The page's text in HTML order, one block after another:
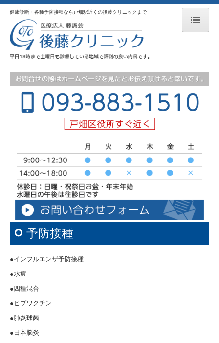
HOME
患者さまへ
一般内科
小児内科・外科
生活習慣病
睡眠時無呼吸症候群
禁煙外来
物忘れ外来
ご高齢の方・ご家族の方へ
在宅医療
健康診断
当院の特徴
健康診断・各種予防接種なら戸畑駅近くの後藤クリニックまで
予防接種
●インフルエンザ予防接種
●水痘
●四種混合
●ヒブワクチン
●肺炎球菌
●日本脳炎